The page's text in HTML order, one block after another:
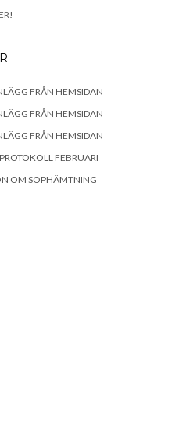
FRÅN HEMSIDAN
FRÅN HEMSIDAN
FRÅN HEMSIDAN
FEBRUARI
OM SOPHÄMTNING